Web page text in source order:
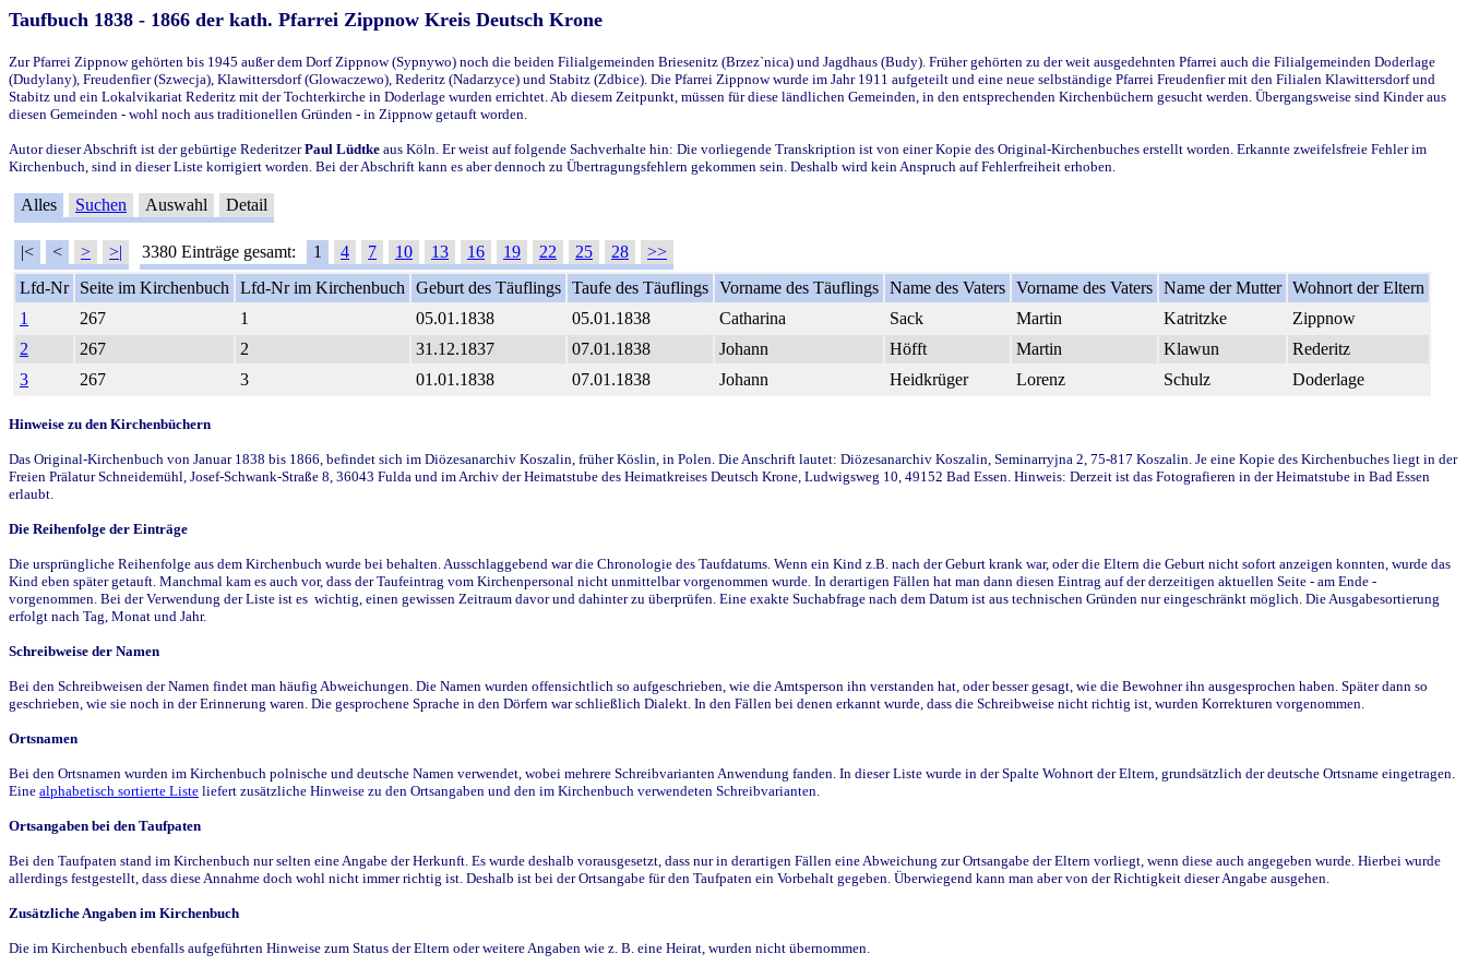
Taufbuch 1838 - 1866 der kath. Pfarrei Zippnow Kreis Deutsch Krone
Zur Pfarrei Zippnow gehörten bis 1945 außer dem Dorf Zippnow (Sypnywo) noch die beiden Filialgemeinden Briesenitz (Brzez`nica) und Jagdhaus (Budy). Früher gehörten zu der weit ausgedehnten Pfarrei auch die Filialgemeinden Doderlage
(Dudylany), Freudenfier (Szwecja), Klawittersdorf (Glowaczewo), Rederitz (Nadarzyce) und Stabitz (Zdbice). Die Pfarrei Zippnow wurde im Jahr 1911 aufgeteilt und eine neue selbständige Pfarrei Freudenfier mit den Filialen Klawittersdorf und
Stabitz und ein Lokalvikariat Rederitz mit der Tochterkirche in Doderlage wurden errichtet. Ab diesem Zeitpunkt, müssen für diese ländlichen Gemeinden, in den entsprechenden Kirchenbüchern gesucht werden. Übergangsweise sind Kinder aus
diesen Gemeinden - wohl noch aus traditionellen Gründen - in Zippnow getauft worden.
Autor dieser Abschrift ist der gebürtige RederitzerPaul Lüdtke aus Köln. Er weist auf folgende Sachverhalte hin: Die vorliegende Transkription ist von einer Kopie des Original-Kirchenbuches erstellt worden. Erkannte zweifelsfreie Fehler im
Kirchenbuch, sind in dieser Liste korrigiert worden. Bei der Abschrift kann es aber dennoch zu Übertragungsfehlern gekommen sein. Deshalb wird kein Anspruch auf Fehlerfreiheit erhoben.
Alles Suchen Auswahl Detail
|< < > >| 3380 Einträge gesamt: 1 4 7 10 13 16 19 22 25 28
>>
Lfd-Nr
Seite im Kirchenbuch Lfd-Nr im Kirchenbuch Geburt des Täuflings Taufe des Täuflings Vorname des Täuflings Name des Vaters Vorname des Vaters Name der Mutter Wohnort der Eltern
1
267 1 05.01.1838 05.01.1838 Catharina Sack Martin Katritzke
Zippnow
2
267 2 31.12.1837 07.01.1838 Johann Höfft Martin Klawun
Rederitz
3
267 3 01.01.1838 07.01.1838 Johann Heidkrüger Lorenz Schulz Doderlage
Hinweise zu den Kirchenbüchern
Das Original-Kirchenbuch von Januar 1838 bis 1866, befindet sich im Diözesanarchiv Koszalin, früher Köslin, in Polen. Die Anschrift lautet: Diözesanarchiv Koszalin, Seminarryjna 2, 75-817 Koszalin. Je eine Kopie des Kirchenbuches liegt in der
Freien Prälatur Schneidemühl, Josef-Schwank-Straße 8, 36043 Fulda und im Archiv der Heimatstube des Heimatkreises Deutsch Krone, Ludwigsweg 10, 49152 Bad Essen. Hinweis: Derzeit ist das Fotografieren in der Heimatstube in Bad Essen
erlaubt.
Die Reihenfolge der Einträge
Die ursprüngliche Reihenfolge aus dem Kirchenbuch wurde bei behalten. Ausschlaggebend war die Chronologie des Taufdatums. Wenn ein Kind z.B. nach der Geburt krank war, oder die Eltern die Geburt nicht sofort anzeigen konnten, wurde das
Kind eben später getauft. Manchmal kam es auch vor, dass der Taufeintrag vom Kirchenpersonal nicht unmittelbar vorgenommen wurde. In derartigen Fällen hat man dann diesen Eintrag auf der derzeitigen aktuellen Seite - am Ende -
vorgenommen. Bei der Verwendung der Liste ist es wichtig, einen gewissen Zeitraum davor und dahinter zu überprüfen. Eine exakte Suchabfrage nach dem Datum ist aus technischen Gründen nur eingeschränkt möglich. Die Ausgabesortierung
erfolgt nach Tag, Monat und Jahr.
Schreibweise der Namen
Bei den Schreibweisen der Namen findet man häufig Abweichungen. Die Namen wurden offensichtlich so aufgeschrieben, wie die Amtsperson ihn verstanden hat, oder besser gesagt, wie die Bewohner ihn ausgesprochen haben. Später dann so
geschrieben, wie sie noch in der Erinnerung waren. Die gesprochene Sprache in den Dörfern war schließlich Dialekt. In den Fällen bei denen erkannt wurde, dass die Schreibweise nicht richtig ist, wurden Korrekturen vorgenommen.
Ortsnamen
Bei den Ortsnamen wurden im Kirchenbuch polnische und deutsche Namen verwendet, wobei mehrere Schreibvarianten Anwendung fanden. In dieser Liste wurde in der Spalte Wohnort der Eltern, grundsätzlich der deutsche Ortsname eingetragen.
Eine alphabetisch sortierte Liste liefert zusätzliche Hinweise zu den Ortsangaben und den im Kirchenbuch verwendeten Schreibvarianten.
Ortsangaben bei den Taufpaten
Bei den Taufpaten stand im Kirchenbuch nur selten eine Angabe der Herkunft. Es wurde deshalb vorausgesetzt, dass nur in derartigen Fällen eine Abweichung zur Ortsangabe der Eltern vorliegt, wenn diese auch angegeben wurde. Hierbei wurde
allerdings festgestellt, dass diese Annahme doch wohl nicht immer richtig ist. Deshalb ist bei der Ortsangabe für den Taufpaten ein Vorbehalt gegeben. Überwiegend kann man aber von der Richtigkeit dieser Angabe ausgehen.
Zusätzliche Angaben im Kirchenbuch
Die im Kirchenbuch ebenfalls aufgeführten Hinweise zum Status der Eltern oder weitere Angaben wie z. B. eine Heirat, wurden nicht übernommen.